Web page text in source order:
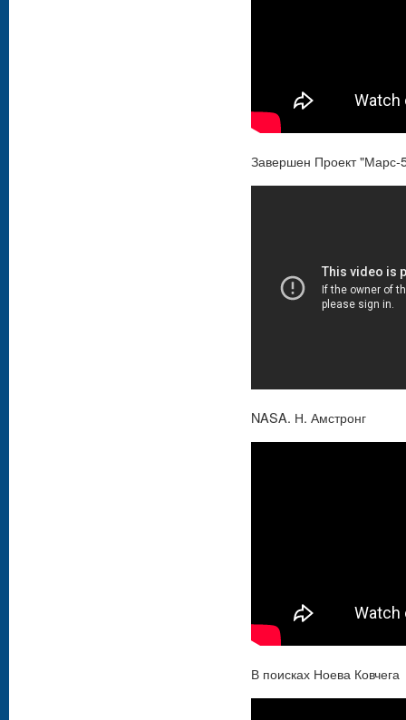
Завершен Проект "Марс-
NASA. Н. Амстронг
В поисках Ноева Ковчега